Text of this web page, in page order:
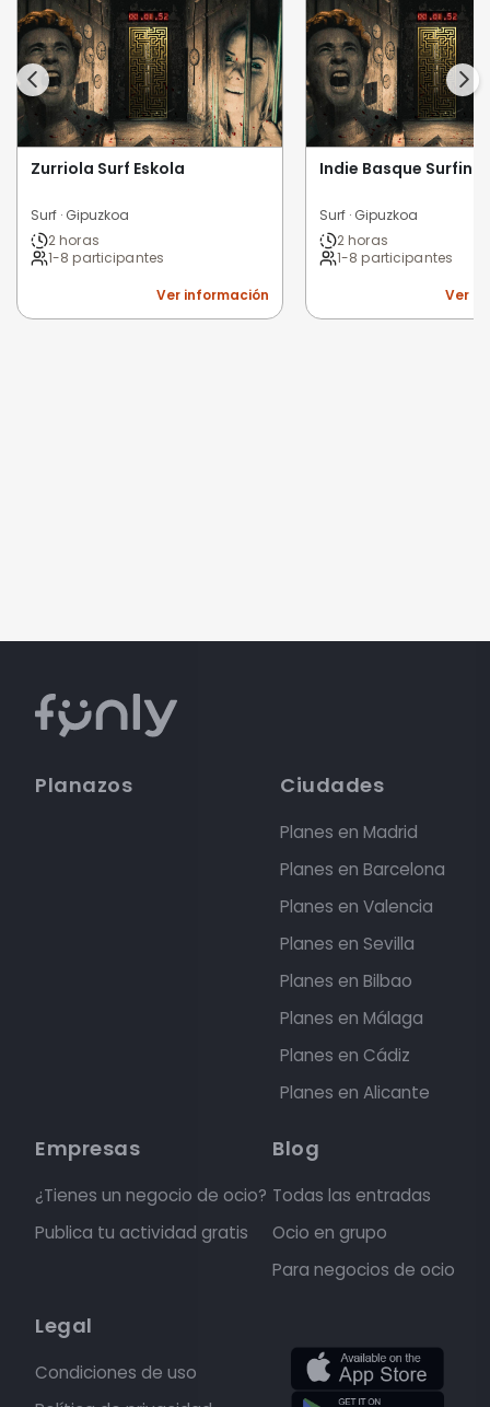
Zurriola Surf Eskola
Surf · Gipuzkoa
2 horas
1-8 participantes
Ver información
Indie Basque Surfing
Surf · Gipuzkoa
2 horas
1-8 participantes
Ver
Planazos Ciudades
Planes en Madrid
Planes en Barcelona
Planes en Valencia
Planes en Sevilla
Planes en Bilbao
Planes en Málaga
Planes en Cádiz
Planes en Alicante
Empresas
¿Tienes un negocio de ocio?
Publica tu actividad gratis
Blog
Todas las entradas
Ocio en grupo
Para negocios de ocio
Legal
Condiciones de uso